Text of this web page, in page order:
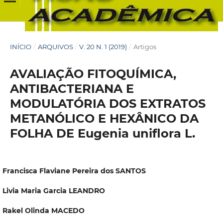
INÍCIO / ARQUIVOS / V. 20 N. 1 (2019) / Artigos
AVALIAÇÃO FITOQUÍMICA,
ANTIBACTERIANA E
MODULATÓRIA DOS EXTRATOS
METANÓLICO E HEXÂNICO DA
FOLHA DE Eugenia uniflora L.
Francisca Flaviane Pereira dos SANTOS
Livia Maria Garcia LEANDRO
Rakel Olinda MACEDO